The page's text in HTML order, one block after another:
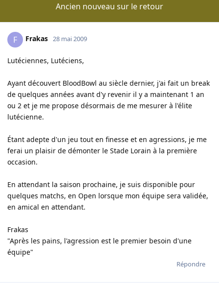
Ancien nouveau sur le retour
F Frakas 28 mai 2009
Lutéciennes, Lutéciens,
Ayant découvert BloodBowl au siècle dernier, j'ai fait un break
de quelques années avant d'y revenir il y a maintenant 1 an
ou 2 et je me propose désormais de me mesurer à l'élite
lutécienne.
Étant adepte d'un jeu tout en finesse et en agressions, je me
ferai un plaisir de démonter le Stade Lorain à la première
occasion.
En attendant la saison prochaine, je suis disponible pour
quelques matchs, en Open lorsque mon équipe sera validée,
en amical en attendant.
Frakas
"Après les pains, l'agression est le premier besoin d'une
équipe"
Répondre